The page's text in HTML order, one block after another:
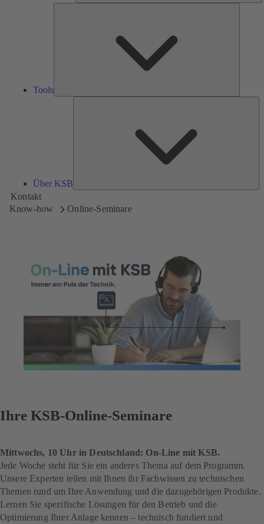
Tools
Über KSB
Kontakt
Know-how
Online-Seminare
Ihre KSB-Online-Seminare
Mittwochs, 10 Uhr in Deutschland: On-Line mit KSB.
Jede Woche steht für Sie ein anderes Thema auf dem Programm.
Unsere Experten teilen mit Ihnen ihr Fachwissen zu technischen
Themen rund um Ihre Anwendung und die dazugehörigen Produkte.
Lernen Sie spezifische Lösungen für den Betrieb und die
Optimierung Ihrer Anlage kennen – technisch fundiert und